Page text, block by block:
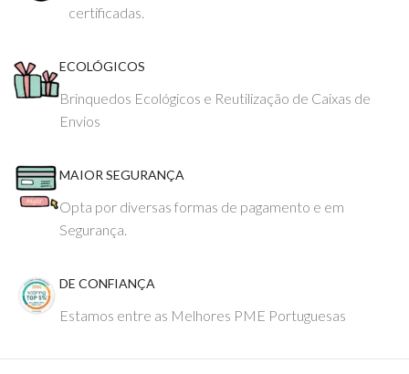
certificadas.
ECOLÓGICOS
Brinquedos Ecológicos e Reutilização de Caixas de
Envios
MAIOR SEGURANÇA
Opta por diversas formas de pagamento e em
Segurança.
DE CONFIANÇA
Estamos entre as Melhores PME Portuguesas